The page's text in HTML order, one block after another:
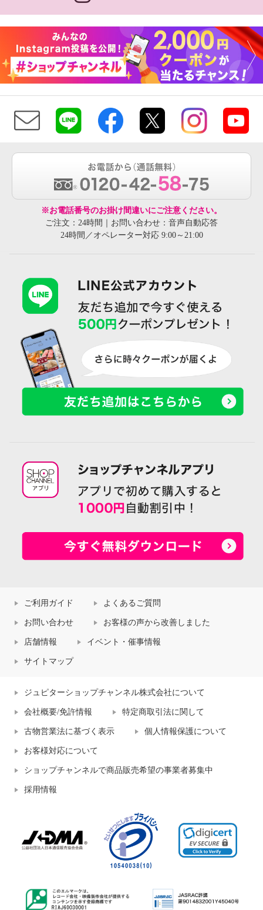
※お電話番号のお掛け間違いにご注意ください。
ご注文：24時間｜お問い合わせ：音声自動応答
24時間／オペレーター対応 9:00～21:00
ご利用ガイド よくあるご質問
お問い合わせ お客様の声から改善しました
店舗情報 イベント・催事情報
サイトマップ
ジュピターショップチャンネル株式会社について
会社概要/免許情報 特定商取引法に関して
古物営業法に基づく表示 個人情報保護について
お客様対応について
ショップチャンネルで商品販売希望の事業者募集中
採用情報